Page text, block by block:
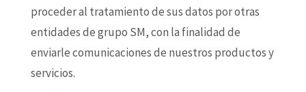
proceder al tratamiento de sus datos por otras
entidades de grupo SM, con la finalidad de
enviarle comunicaciones de nuestros productos y
servicios.